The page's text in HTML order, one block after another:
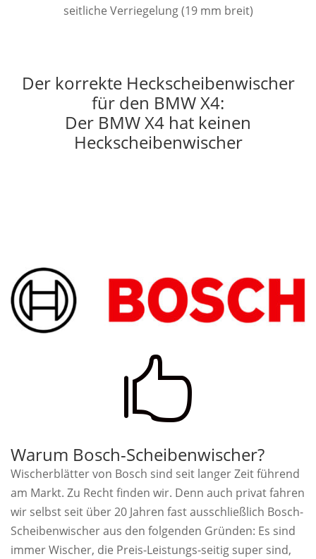
seitliche Verriegelung (19 mm breit)
Der korrekte Heckscheibenwischer
für den BMW X4:
Der BMW X4 hat keinen
Heckscheibenwischer

Warum Bosch-Scheibenwischer?
Wischerblätter von Bosch sind seit langer Zeit führend
am Markt. Zu Recht finden wir. Denn auch privat fahren
wir selbst seit über 20 Jahren fast ausschließlich Bosch-
Scheibenwischer aus den folgenden Gründen: Es sind
immer Wischer, die Preis-Leistungs-seitig super sind,